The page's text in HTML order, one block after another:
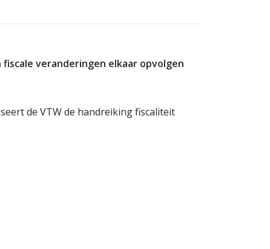
veranderingen elkaar opvolgen
de VTW de handreiking fiscaliteit